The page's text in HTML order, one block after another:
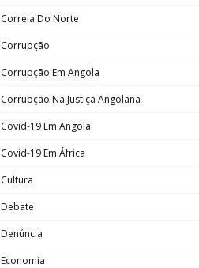
Correia Do Norte
Corrupção
Corrupção Em Angola
Corrupção Na Justiça Angolana
Covid-19 Em Angola
Covid-19 Em África
Cultura
Debate
Denúncia
Economia